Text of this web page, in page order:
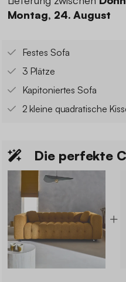
Montag, 24. August
Festes Sofa
3 Plätze
Kapitoniertes Sofa
2 kleine quadratische
Die perfekte